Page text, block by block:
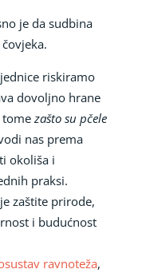
je da sudbina
riskiramo
dovoljno hrane
tomezašto su pčele
nas prema
okoliša i
praksi.
zaštite prirode,
i budućnost
ravnoteža,